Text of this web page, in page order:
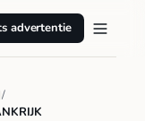
advertentie
/